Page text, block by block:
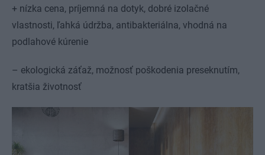
+ nízka cena, príjemná na dotyk, dobré izolačné
vlastnosti, ľahká údržba, antibakteriálna, vhodná na
podlahové kúrenie
– ekologická záťaž, možnosť poškodenia preseknutím,
kratšia životnosť